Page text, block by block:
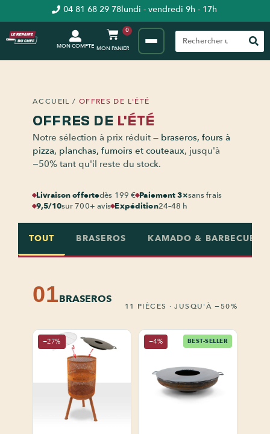
04 81 68 29 78lundi - vendredi 9h - 17h
MON COMPTE
0
ACCUEIL / OFFRES DE L'ÉTÉ
OFFRES DE L'ÉTÉ
Notre sélection à prix réduit — braseros, fours à
pizza, planchas, fumoirs et couteaux, jusqu'à
−50% tant qu'il reste du stock.
Livraison offertedès 199 € Paiement 3×sans frais
9,5/10sur 700+ avis Expédition24–48 h
TOUT BRASEROS KAMADO & BARBECUE
01BRASEROS
11 PIÈCES · JUSQU'À −50%
−27% −4% BEST-SELLER